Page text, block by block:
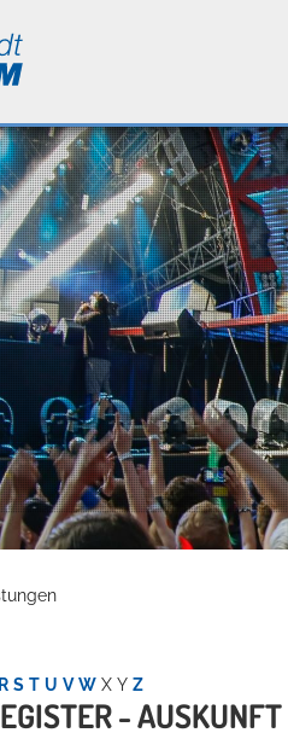
R S T U V W X Y Z
-